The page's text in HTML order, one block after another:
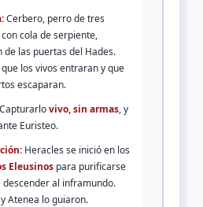
Cerbero, perro de tres
cola de serpiente,
de las puertas del Hades.
los vivos entraran y que
escaparan.
Capturarlovivo, sin armas, y
Euristeo.
Heracles se inició en los
Eleusinos para purificarse
descender al inframundo.
Atenea lo guiaron.